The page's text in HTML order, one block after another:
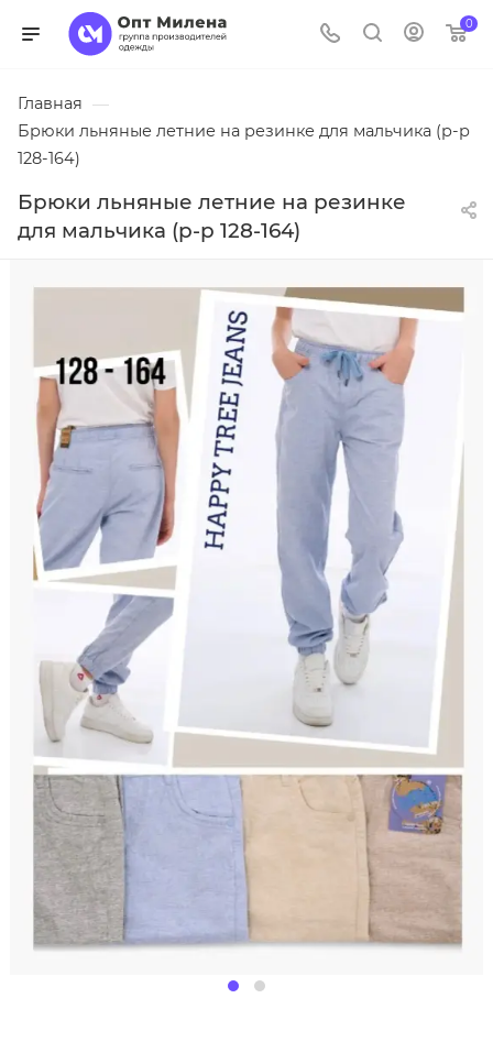
0
Главная —
Брюки льняные летние на резинке для мальчика (р-р
128-164)
Брюки льняные летние на резинке
для мальчика (р-р 128-164)